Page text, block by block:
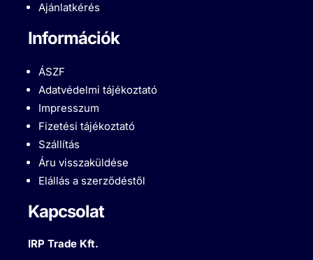
Ajánlatkérés
Információk
ÁSZF
Adatvédelmi tájékoztató
Impresszum
Fizetési tájékoztató
Szállítás
Áru visszaküldése
Elállás a szerződéstől
Kapcsolat
IRP Trade Kft.